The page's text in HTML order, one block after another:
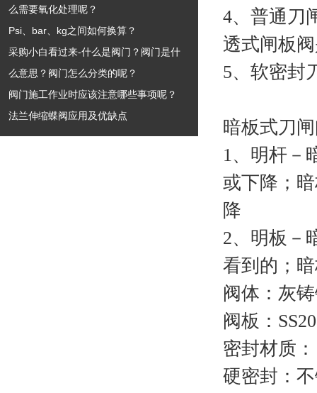
么需要氧化处理呢？
Psi、bar、kg之间如何换算？
采购小白看过来-什么是阀门？阀门是什
么意思？阀门怎么分类的呢？
阀门施工作业时应该注意哪些事项呢？
法兰伸缩蝶阀应用及优缺点
4、普通刀
透式闸板
5、软密封
暗板式刀
1、明杆－
或下降；
降
2、明板－
看到的；
阀体：灰
阀板：
密封材质
硬密封：